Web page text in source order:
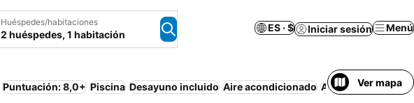
Huéspedes/habitaciones
2 huéspedes, 1 habitación
ES · $ Iniciar sesión Menú
Puntuación: 8,0+ Piscina Desayuno incluido Aire acondicionado Apartamento
Ver mapa